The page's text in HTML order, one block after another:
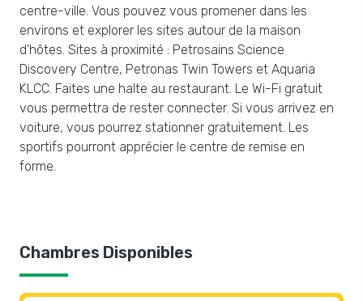
centre-ville. Vous pouvez vous promener dans les
environs et explorer les sites autour de la maison
d’hôtes. Sites à proximité : Petrosains Science
Discovery Centre, Petronas Twin Towers et Aquaria
KLCC. Faites une halte au restaurant. Le Wi-Fi gratuit
vous permettra de rester connecter. Si vous arrivez en
voiture, vous pourrez stationner gratuitement. Les
sportifs pourront apprécier le centre de remise en
forme.
Chambres Disponibles